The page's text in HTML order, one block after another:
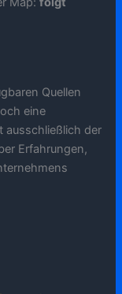
Quellen
eine
ausschließlich der
Erfahrungen,